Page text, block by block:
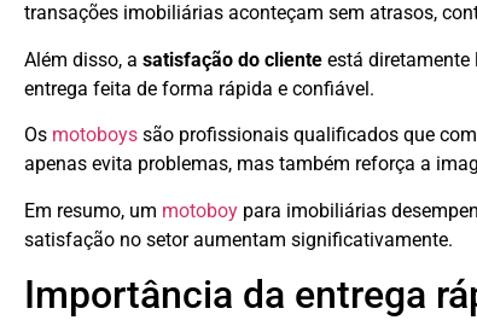
transações imobiliárias aconteçam sem atrasos,
Além disso, a satisfação do cliente está diretamente
entrega feita de forma rápida e confiável.
Os motoboys são profissionais qualificados que
apenas evita problemas, mas também reforça a
Em resumo, um motoboy para imobiliárias
satisfação no setor aumentam significativamente.
Importância da entrega